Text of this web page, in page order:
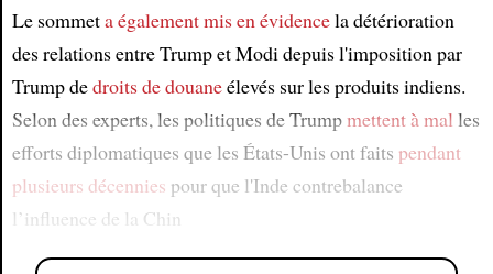
Le sommeta également mis en évidencela détérioration
des relations entre Trump et Modi depuis l'imposition par
Trump dedroits de douaneélevés sur les produits indiens.
Selon des experts, les politiques de Trumpmettent à mal les
efforts diplomatiques que les États-Unis ont faits pendant
plusieurs décennies pour que l'Inde contrebalance
l’influence de la Chin